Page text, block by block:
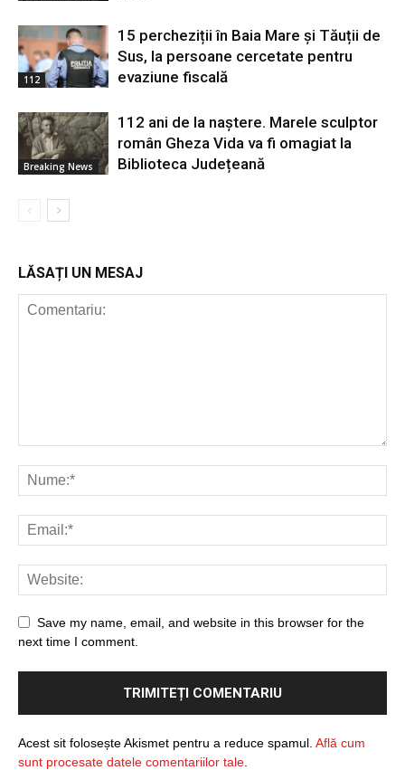
112
15 percheziții în Baia Mare și Tăuții de
Sus, la persoane cercetate pentru
evaziune fiscală
Breaking News
112 ani de la naștere. Marele sculptor
român Gheza Vida va fi omagiat la
Biblioteca Județeană
LĂSAȚI UN MESAJ
Save my name, email, and website in this browser for the
next time I comment.
Acest sit folosește Akismet pentru a reduce spamul. Află cum
sunt procesate datele comentariilor tale